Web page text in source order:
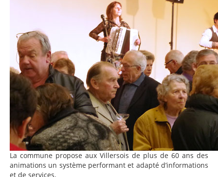
La commune propose aux Villersois de plus de 60 ans des
animations un système performant et adapté d’informations
et de services.